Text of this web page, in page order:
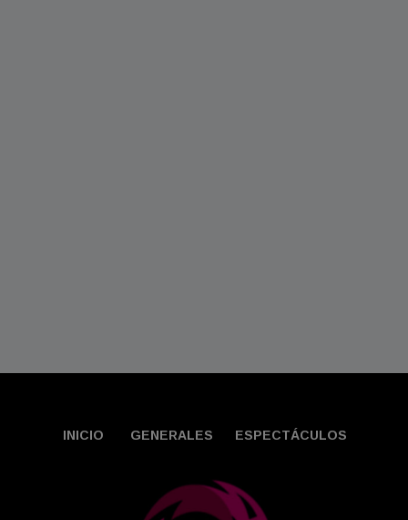
INICIO GENERALES ESPECTÁCULOS